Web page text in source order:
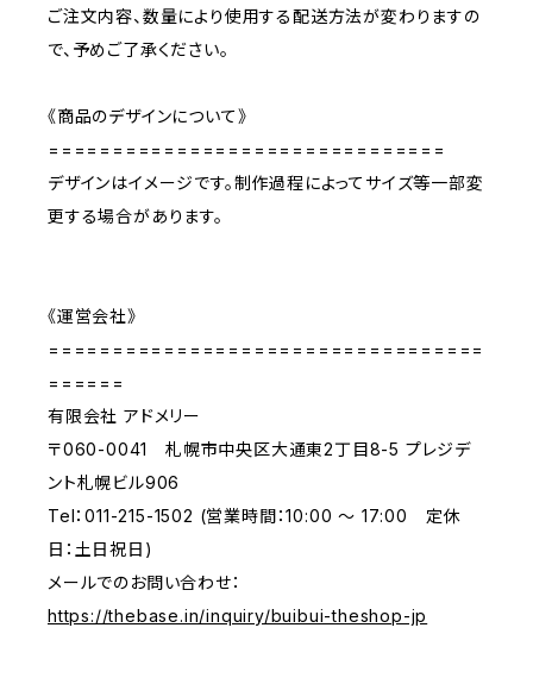
ご注文内容、数量により使用する配送方法が変わりますの
で、予めご了承ください。
《商品のデザインについて》
===============================
デザインはイメージです。制作過程によってサイズ等一部変
更する場合があります。
《運営会社》
==================================
======
有限会社 アドメリー
〒060-0041 札幌市中央区大通東2丁目8-5 プレジデ
ント札幌ビル906
Tel：011-215-1502 (営業時間：10:00 ～ 17:00 定休
日：土日祝日)
メールでのお問い合わせ：
https://thebase.in/inquiry/buibui-theshop-jp